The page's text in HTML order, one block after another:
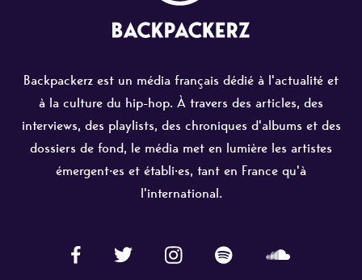
Backpackerz est un média français dédié à l'actualité et
à la culture du hip-hop. À travers des articles, des
interviews, des playlists, des chroniques d'albums et des
dossiers de fond, le média met en lumière les artistes
émergent·es et établi·es, tant en France qu'à
l'international.